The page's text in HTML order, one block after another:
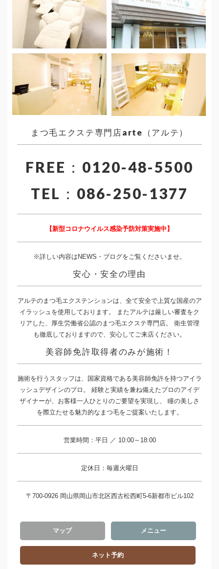
まつ毛エクステ専門店arte（アルテ）
FREE：0120-48-5500
TEL：086-250-1377
【新型コロナウイルス感染予防対策実施中】
※詳しい内容はNEWS・ブログをご覧くださいませ。
安心・安全の理由
アルテのまつ毛エクステンションは、全て安全で上質な国産のア
イラッシュを使用しております。 またアルテは厳しい審査をク
リアした、厚生労働省公認のまつ毛エクステ専門店。 衛生管理
も徹底しておりますので、安心してご来店ください。
美容師免許取得者のみが施術！
施術を行うスタッフは、国家資格である美容師免許を持つアイラ
ッシュデザインのプロ。 経験と実績を兼ね備えたプロのアイデ
ザイナーが、お客様一人ひとりのご要望を実現し、 瞳の美しさ
を際立たせる魅力的なまつ毛をご提案いたします。
営業時間：平日 ／ 10:00～18:00
定休日：毎週火曜日
〒700-0926 岡山県岡山市北区西古松西町5-6新都市ビル102
マップ メニュー
ネット予約